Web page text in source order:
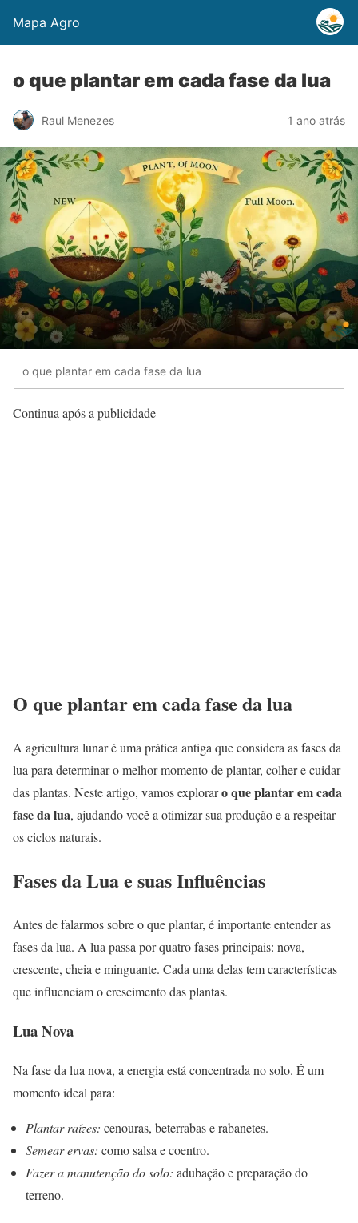
Mapa Agro
o que plantar em cada fase da lua
Raul Menezes 1 ano atrás
o que plantar em cada fase da lua
Continua após a publicidade
O que plantar em cada fase da lua
A agricultura lunar é uma prática antiga que considera as fases da
lua para determinar o melhor momento de plantar, colher e cuidar
das plantas. Neste artigo, vamos exploraro que plantar em cada
fase da lua, ajudando você a otimizar sua produção e a respeitar
os ciclos naturais.
Fases da Lua e suas Influências
Antes de falarmos sobre o que plantar, é importante entender as
fases da lua. A lua passa por quatro fases principais: nova,
crescente, cheia e minguante. Cada uma delas tem características
que influenciam o crescimento das plantas.
Lua Nova
Na fase da lua nova, a energia está concentrada no solo. É um
momento ideal para:
Plantar raízes: cenouras, beterrabas e rabanetes.
Semear ervas: como salsa e coentro.
Fazer a manutenção do solo: adubação e preparação do
terreno.